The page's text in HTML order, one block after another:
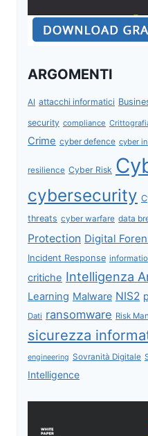
ARGOMENTI
AI attacchi informatici
security compliance
Crime cyber defence cyber
resilience Cyber Risk
cybersecurity
threats cyber warfare data
Protection Digital
Incident Response
critiche Intelligenza
Learning Malware NIS2
Dati ransomware Risk
sicurezza
engineering Sovranità Digitale
Intelligence